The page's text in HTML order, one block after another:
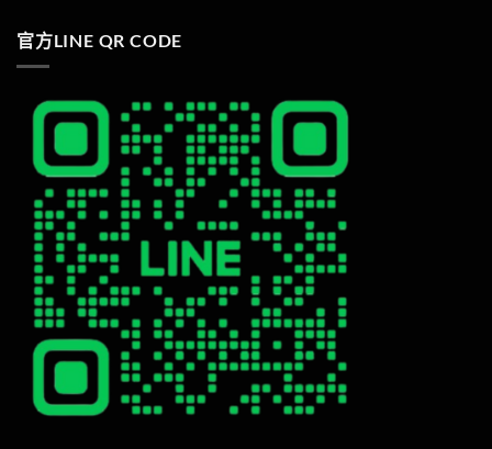
官方LINE QR CODE